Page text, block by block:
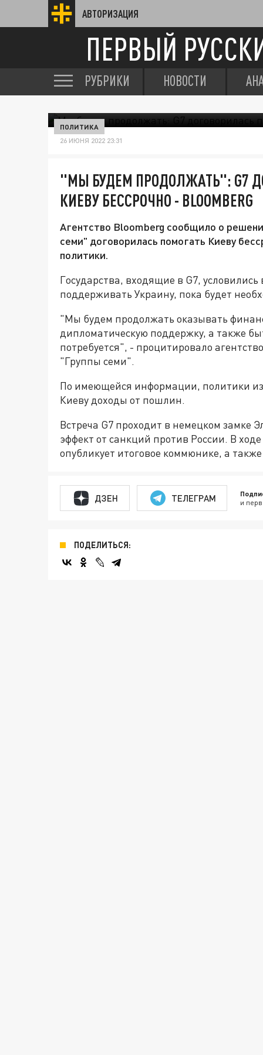
АВТОРИЗАЦИЯ
ПЕРВЫЙ
РУБРИКИ НОВОСТИ
ПОЛИТИКА
26 ИЮНЯ 2022 23:31
"МЫ БУДЕМ ПРОДОЛЖАТЬ": G7
КИЕВУ БЕССРОЧНО - BLOOMBERG
Агентство Bloomberg сообщило о
семи" договорилась помогать Киеву
политики.
Государства, входящие в G7,
поддерживать Украину, пока будет
"Мы будем продолжать оказывать
дипломатическую поддержку, а также
потребуется", - процитировало
"Группы семи".
По имеющейся информации, политики
Киеву доходы от пошлин.
Встреча G7 проходит в немецком замке
эффект от санкций против России. В
опубликует итоговое коммюнике, а
ДЗЕН ТЕЛЕГРАМ и
ПОДЕЛИТЬСЯ: